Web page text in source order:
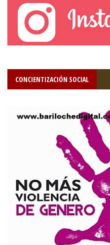
CONCIENTIZACIÓN SOCIAL